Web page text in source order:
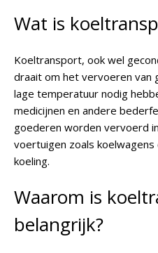
Wat is
Koeltransport, ook wel
draait om het vervoeren van
lage temperatuur nodig
medicijnen en andere
goederen worden vervoerd
voertuigen zoals
koeling.
Waarom is
belangrijk?